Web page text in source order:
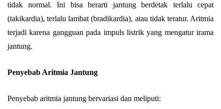
tidak normal. Ini bisa berarti jantung berdetak terlalu cepat
(takikardia), terlalu lambat (bradikardia), atau tidak teratur. Aritmia
terjadi karena gangguan pada impuls listrik yang mengatur irama
jantung.
Penyebab Aritmia Jantung
Penyebab aritmia jantung bervariasi dan meliputi: